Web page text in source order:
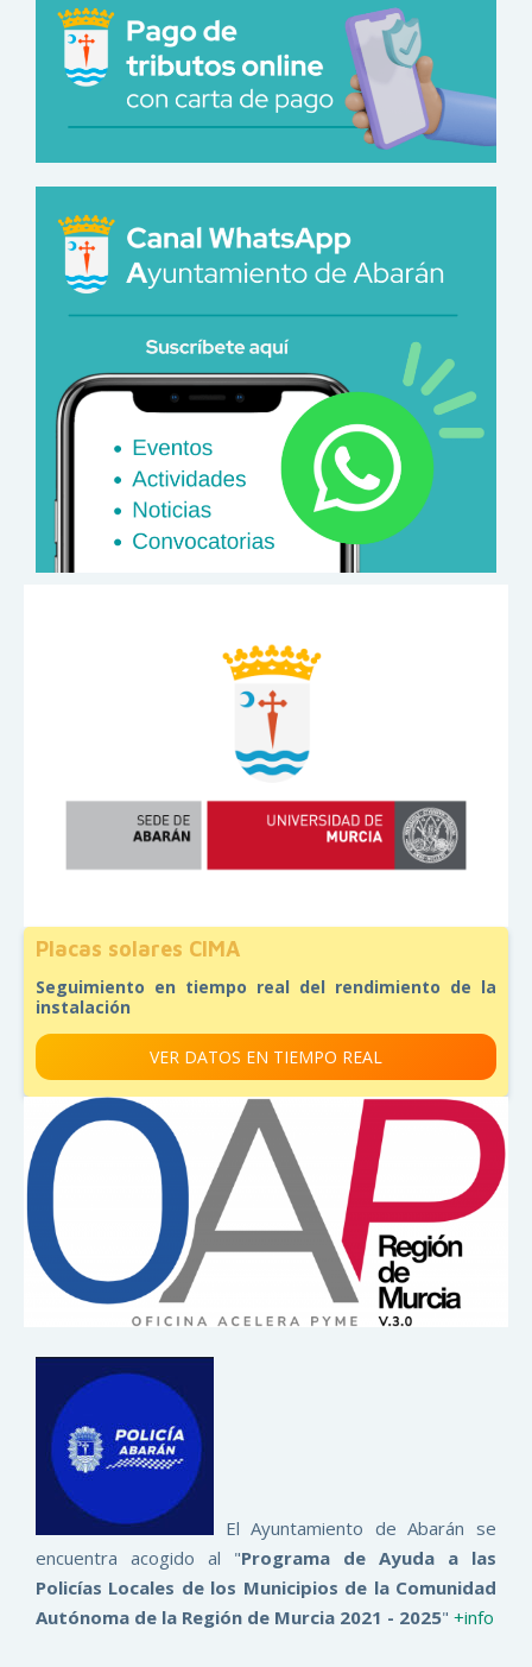
Placas solares CIMA
Seguimiento en tiempo real del rendimiento de la
instalación
VER DATOS EN TIEMPO REAL
El Ayuntamiento de Abarán se
encuentra acogido al "Programa de Ayuda a las
Policías Locales de los Municipios de la Comunidad
Autónoma de la Región de Murcia 2021 - 2025" +info